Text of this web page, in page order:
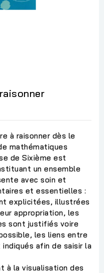
à raisonner dès le
mathématiques
de Sixième est
un ensemble
avec soin et
et essentielles :
explicitées, illustrées
appropriation, les
sont justifiés voire
les liens entre
afin de saisir la
à la visualisation des